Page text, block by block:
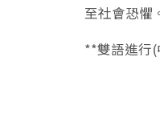
至社會恐懼
**雙語進行